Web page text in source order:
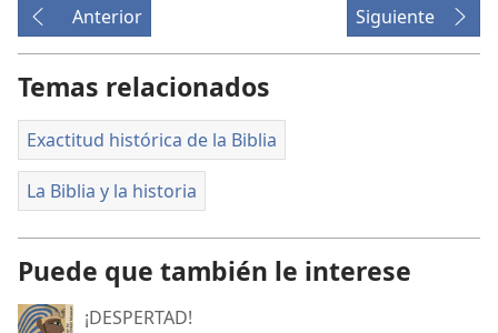
Anterior Siguiente
Temas relacionados
Exactitud histórica de la Biblia
La Biblia y la historia
Puede que también le interese
¡DESPERTAD!